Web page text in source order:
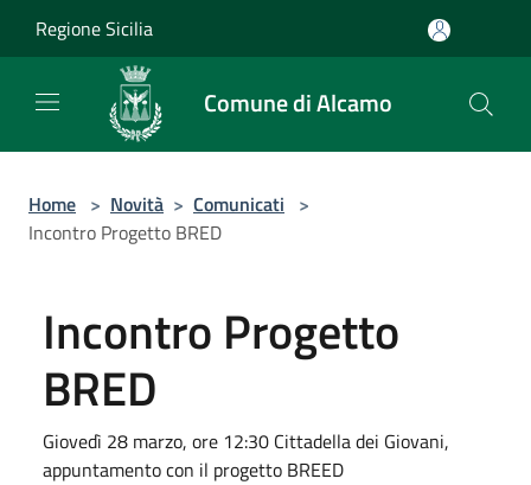
Regione Sicilia
Comune di Alcamo
Home > Novità > Comunicati >
Incontro Progetto BRED
Incontro Progetto
BRED
Giovedì 28 marzo, ore 12:30 Cittadella dei Giovani,
appuntamento con il progetto BREED